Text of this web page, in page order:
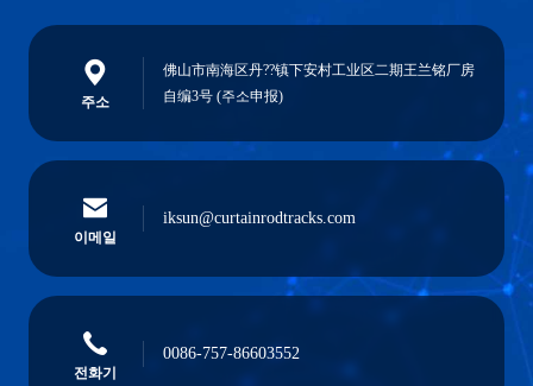
주소
佛山市南海区丹??镇下安村工业区二期王兰铭厂房
自编3号 (주소申报)
이메일
iksun@curtainrodtracks.com
전화기
0086-757-86603552